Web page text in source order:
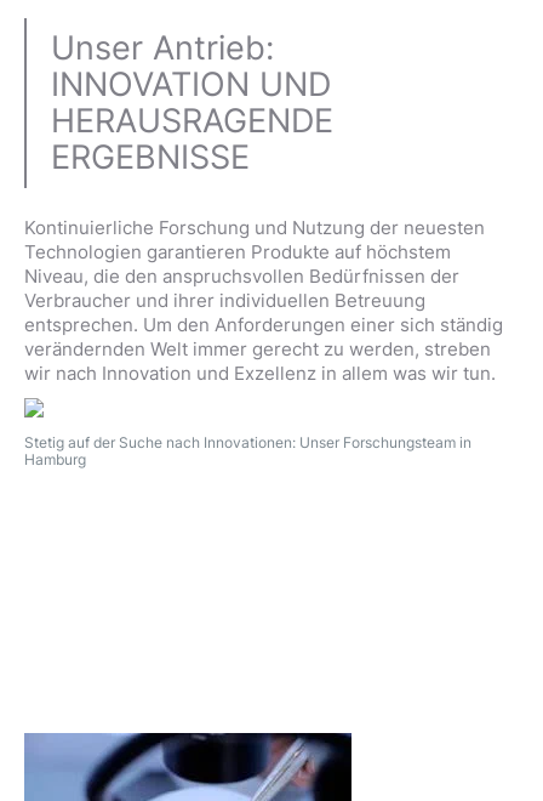
Stetig auf der Suche nach Innovationen: Unser Forschungsteam in
Hamburg
Unser Antrieb:
INNOVATION UND
HERAUSRAGENDE
ERGEBNISSE
Kontinuierliche Forschung und Nutzung der neuesten
Technologien garantieren Produkte auf höchstem
Niveau, die den anspruchsvollen Bedürfnissen der
Verbraucher und ihrer individuellen Betreuung
entsprechen. Um den Anforderungen einer sich ständig
verändernden Welt immer gerecht zu werden, streben
wir nach Innovation und Exzellenz in allem was wir tun.